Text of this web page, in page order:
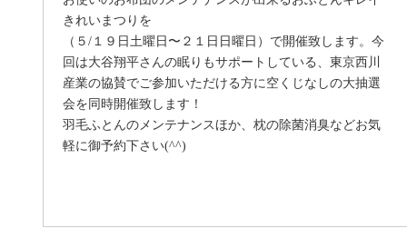
きれいまつりを
（５/１９日土曜日〜２１日日曜日）で開催致します。今
回は大谷翔平さんの眠りもサポートしている、東京西川
産業の協賛でご参加いただける方に空くじなしの大抽選
会を同時開催致します！
羽毛ふとんのメンテナンスほか、枕の除菌消臭などお気
軽に御予約下さい(^^)